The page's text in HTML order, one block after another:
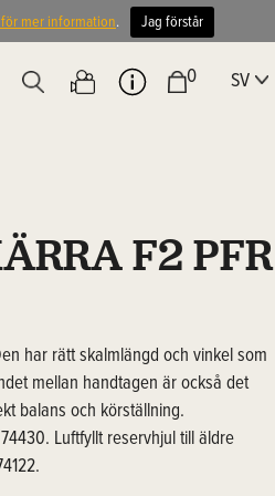
0 SV
F2 PFR
har rätt skalmlängd och vinkel som
mellan handtagen är också det
balans och körställning.
Luftfyllt reservhjul till äldre
mer information. Jag förstår